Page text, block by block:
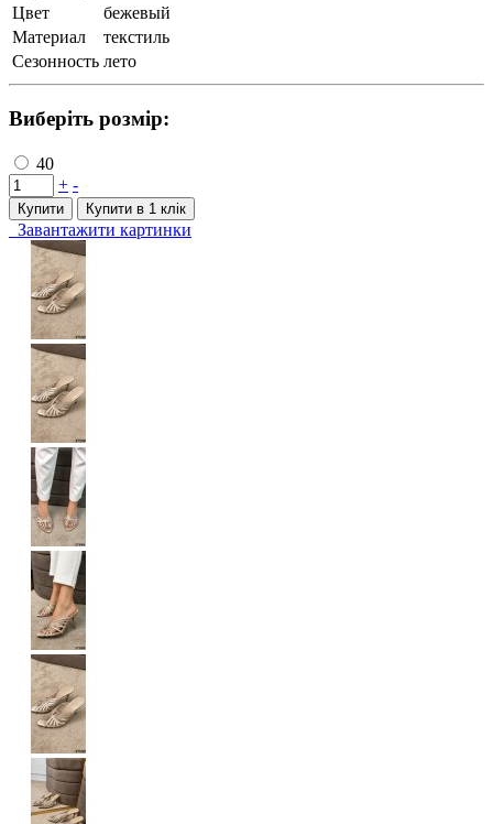
Цвет
бежевый
Материал
текстиль
Сезонность лето
Виберіть розмір:
40
+ -
Купити Купити в 1 клiк
Завантажити картинки